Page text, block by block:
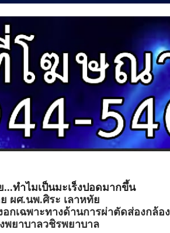
ทำไมเป็นมะเร็งปอดมากขึ้น
ผศ.นพ.ศิระ เลาหทัย
กเฉพาะทางด้านการผ่าตัดส่องกล้อ
พยาบาลวชิรพยาบาล